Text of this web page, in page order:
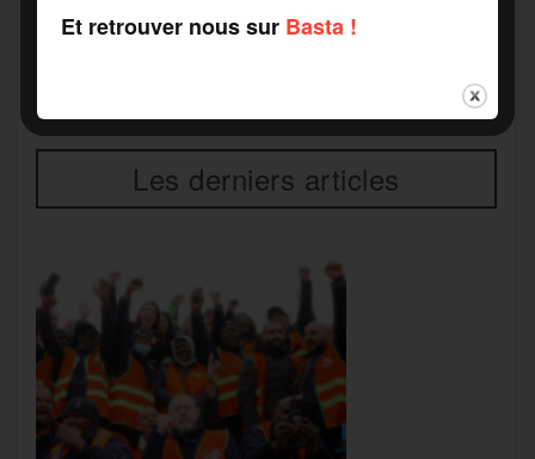
Les derniers articles
Et retrouver nous sur Basta !